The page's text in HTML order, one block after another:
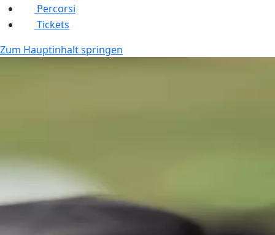
Percorsi
Tickets
Zum Hauptinhalt springen